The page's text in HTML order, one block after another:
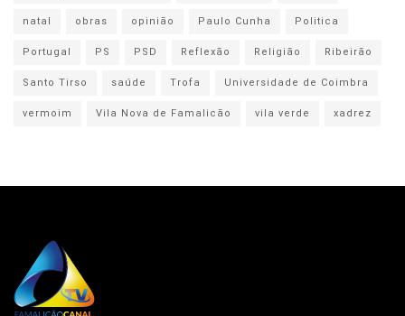
natal
obras opinião Paulo Cunha
Politica
Portugal
PS PSD Reflexão Religião
Ribeirão
Santo Tirso
saúde Trofa
Universidade de Coimbra
vermoim
Vila Nova de Famalicão vila verde xadrez